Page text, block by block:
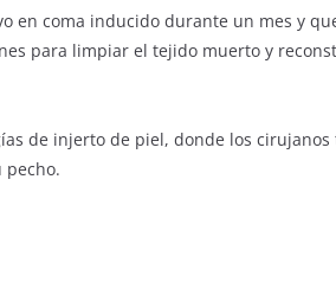
en coma inducido durante un mes y
para limpiar el tejido muerto y
de injerto de piel, donde los
pecho.